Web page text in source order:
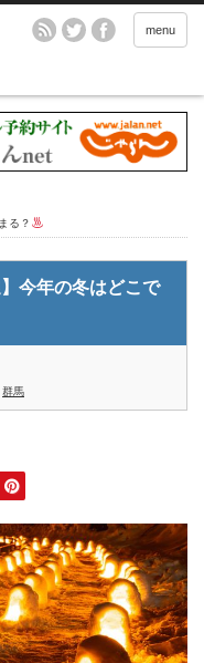
menu
る？
今年の冬はどこで
群馬